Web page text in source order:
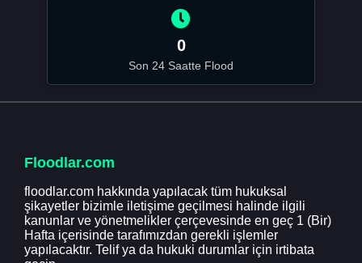
0
Son 24 Saatte Flood
Floodlar.com
floodlar.com hakkında yapılacak tüm hukuksal
şikayetler bizimle iletişime geçilmesi halinde ilgili
kanunlar ve yönetmelikler çerçevesinde en geç 1 (Bir)
Hafta içerisinde tarafımızdan gerekli işlemler
yapılacaktır. Telif ya da hukuki durumlar için irtibata